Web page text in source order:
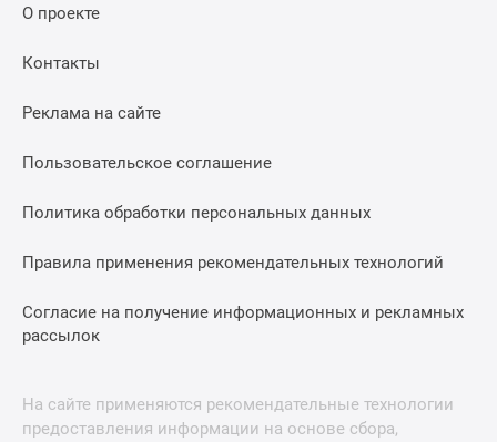
О проекте
Контакты
Реклама на сайте
Пользовательское соглашение
Политика обработки персональных данных
Правила применения рекомендательных технологий
Согласие на получение информационных и рекламных
рассылок
На сайте применяются рекомендательные технологии
предоставления информации на основе сбора,